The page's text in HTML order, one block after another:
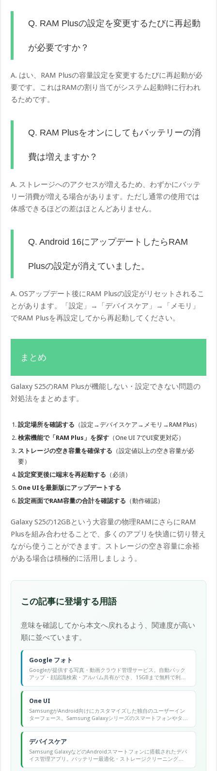
Q. RAM Plusの設定を変更するたびに再起動
が必要ですか？
A. はい、RAM Plusの容量設定を変更するたびに再起動が必
要です。これはRAMの割り当てがシステム起動時に行われ
るためです。
Q. RAM Plusをオンにしてもバッテリーの消
費は増えますか？
A. ストレージへのアクセスが増えるため、わずかにバッテ
リー消費が増える場合があります。ただし通常の使用では
体感できるほどの差はほとんどありません。
Q. Android 16にアップデートしたらRAM
Plusの設定が消えていました。
A. OSアップデート後にRAM Plusの設定がリセットされるこ
とがあります。「設定」→「デバイスケア」→「メモリ」
でRAM Plusを再設定してから再起動してください。
まとめ
Galaxy S25のRAM Plusが機能しない・設定できない問題の
対処法をまとめます。
設定場所を確認する （設定→デバイスケア→メモリ→RAM Plus）
検索機能で「RAM Plus」を探す （One UI 7でUI変更対応）
ストレージの空き容量を確保する （設定値以上の空き容量が必
要）
設定変更後に端末を再起動する （必須）
One UIを最新版にアップデートする
設定画面でRAM容量の合計を確認する （動作確認）
Galaxy S25の12GBという大容量の物理RAMにさらにRAM
Plusを組み合わせることで、多くのアプリを快適に切り替え
ながら使うことができます。ストレージの空き容量に余裕
がある場合は積極的に活用しましょう。
この記事に登場する用語
意味を確認してから本文へ戻れるよう、関連度が高い
順に並べています。
Google フォト
Googleが提供する写真・動画クラウド管理サービス。自動バック
アップ・顔認識検索・アルバム共有ができ、15GBまで無料で利用
可能。
One UI
SamsungがAndroid向けにカスタマイズした独自のユーザーイン
ターフェース。Samsung Galaxyシリーズのスマートフォンやタブ
レットなどにプリインストールされている。
デバイスケア
Samsung GalaxyなどのAndroidスマートフォンに搭載されたデバ
イス管理アプリ。バッテリー最適化・ストレージクリーニング・
メモリ解放・セキュリティスキャンを一括で実行できる